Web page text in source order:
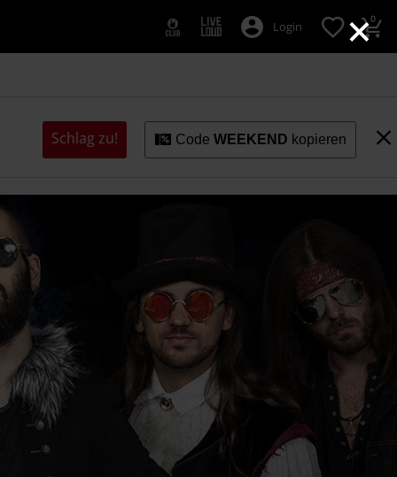
×
Login 0
Schlag zu! CodeWEEKEND kopieren